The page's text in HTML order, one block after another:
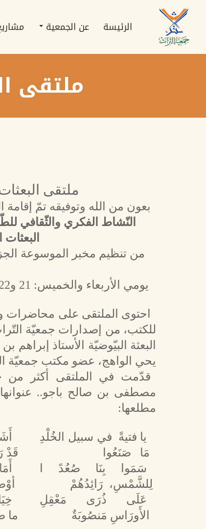
الرئيسي navigation
الرئيسة عن الجمعية
ملتقى
ملتقى
بعون من الله وتوفيقه تمّ
يومي الأربعاء والخميس: 21 و22 جمادى الأولى 1447هـ/ 12 و13 نوفمبر 2025 م.
احتوى الملتقى على محاضرات
للكتب، من إصدارات جمعيّة
البعثة البيّوضيّة الأستاذ
يحي الواهج، عضو مكتب جمعيّة
قدّمت في الملتقى أكثر من
مصطفى بن صالح باجو..
مطلعها:
يا فتيةً في سبيل الخُلْدِ
مَا صَنَعُوا
قَدْ
سَمَوا بِنَا صُعُدً ا
لِلشَّمْسِ، رَائِدُهُمْ
عَلَى ذُرَى مَعْقِلِ
الأَورَاسِ مَنصُوبَةٌ
ما